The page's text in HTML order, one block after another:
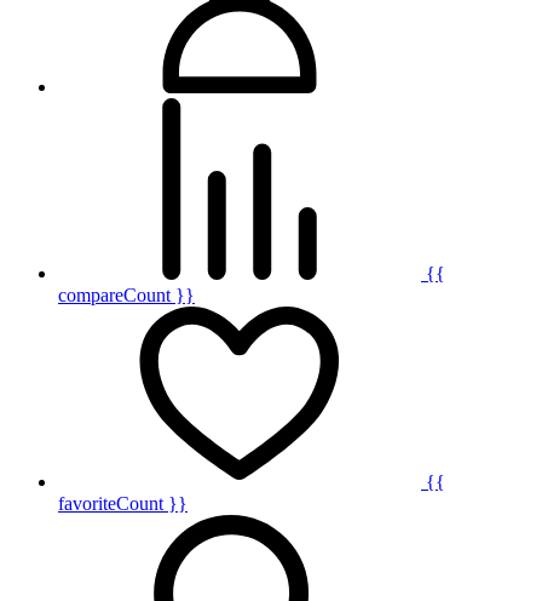
{{
compareCount }}
{{
favoriteCount }}